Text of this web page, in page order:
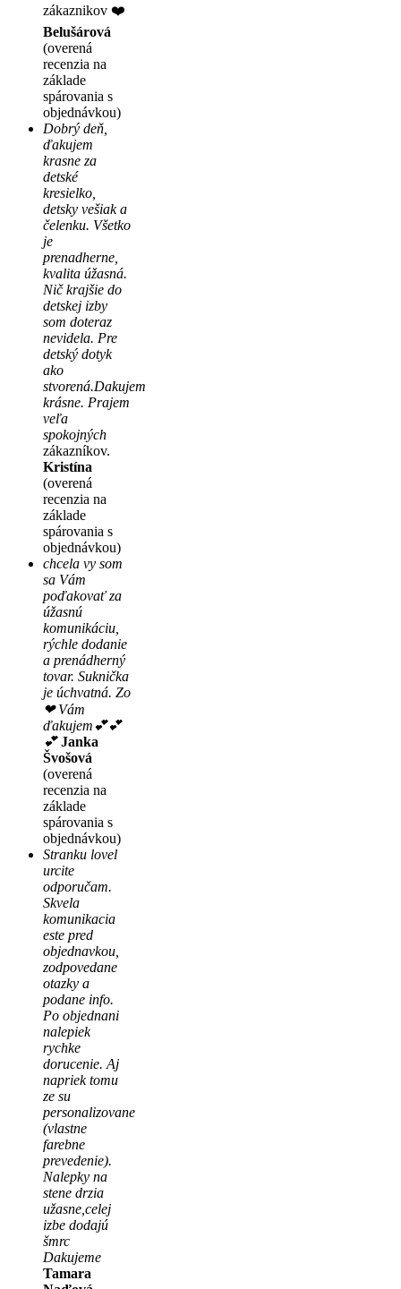
zákaznikov ❤️
Belušárová
(overená
recenzia na
základe
spárovania s
objednávkou)
Dobrý deň,
ďakujem
krasne za
detské
kresielko,
detsky vešiak a
čelenku. Všetko
je
prenadherne,
kvalita úžasná.
Nič krajšie do
detskej izby
som doteraz
nevidela. Pre
detský dotyk
ako
stvorená.Dakujem
krásne. Prajem
veľa
spokojných
zákazníkov.
Kristína
(overená
recenzia na
základe
spárovania s
objednávkou)
chcela vy som
sa Vám
poďakovať za
úžasnú
komunikáciu,
rýchle dodanie
a prenádherný
tovar. Suknička
je úchvatná. Zo
❤ Vám
ďakujem💕💕
💕 Janka
Švošová
(overená
recenzia na
základe
spárovania s
objednávkou)
Stranku lovel
urcite
odporučam.
Skvela
komunikacia
este pred
objednavkou,
zodpovedane
otazky a
podane info.
Po objednani
nalepiek
rychke
dorucenie. Aj
napriek tomu
ze su
personalizovane
(vlastne
farebne
prevedenie).
Nalepky na
stene drzia
užasne,celej
izbe dodajú
šmrc
Dakujeme
Tamara